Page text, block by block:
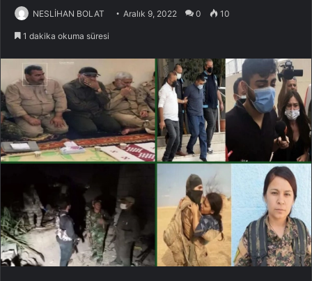
NESLİHAN BOLAT Aralık 9, 2022 0 10
1 dakika okuma süresi